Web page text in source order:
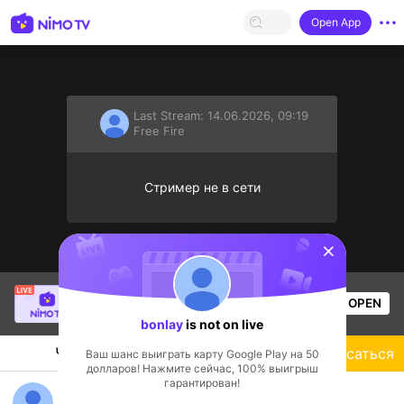
Open App
Last Stream: 14.06.2026, 09:19
Free Fire
Стример не в сети
philipiptv
is live!
Views OPEN
Чат Стример Подписаться
sentinelStart
bonlayis not on live
Ваш шанс выиграть карту Google Play на 50
долларов! Нажмите сейчас, 100% выигрыш
гарантирован!